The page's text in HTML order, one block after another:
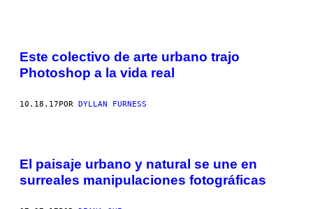
Este colectivo de arte urbano trajo
Photoshop a la vida real
10.18.17POR DYLLAN FURNESS
El paisaje urbano y natural se une en
surreales manipulaciones fotográficas